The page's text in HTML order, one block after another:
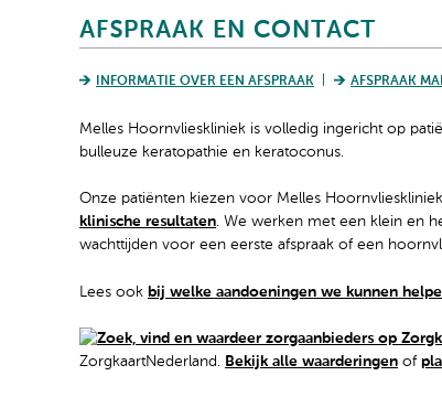
AFSPRAAK EN CONTACT
INFORMATIE OVER EEN AFSPRAAK AFSPRAAK
Melles Hoornvlieskliniek is volledig ingericht op
bulleuze keratopathie en keratoconus.
Onze patiënten kiezen voor Melles
klinische resultaten. We werken met een klein en
wachttijden voor een eerste afspraak of een
Lees ook bij welke aandoeningen we kunnen
ZorgkaartNederland. Bekijk alle waarderingen of